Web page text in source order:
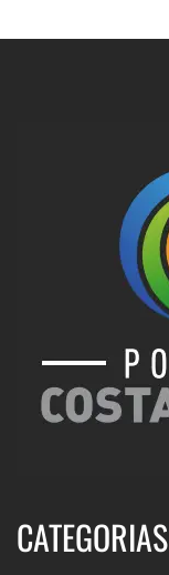
CATEGORIAS